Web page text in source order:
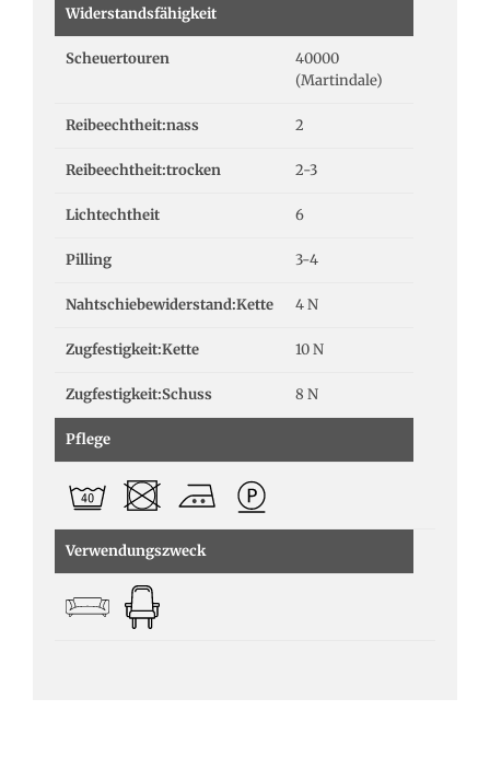
Widerstandsfähigkeit
Scheuertouren
40000
(Martindale)
Reibeechtheit:nass 2
Reibeechtheit:trocken 2-3
Lichtechtheit 6
Pilling 3-4
Nahtschiebewiderstand:Kette 4 N
Zugfestigkeit:Kette 10 N
Zugfestigkeit:Schuss 8 N
Pflege
Verwendungszweck